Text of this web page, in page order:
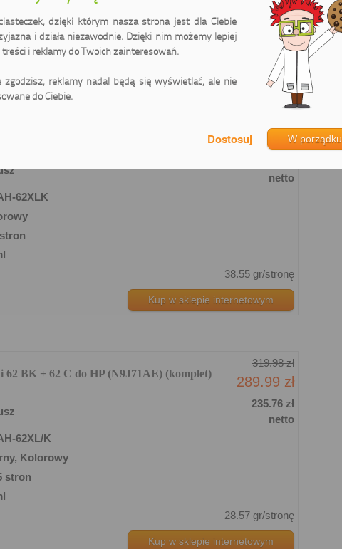
26.67 gr/stronę
Kup w sklepie internetowym
XL do HP (C2P07AE) (Kolorowy) 159.99 zł
netto
62XLK
38.55 gr/stronę
Kup w sklepie internetowym
62 BK + 62 C do HP (N9J71AE) (komplet)
319.98 zł
289.99 zł
235.76 zł
netto
62XL/K
Kolorowy
stron
28.57 gr/stronę
Kup w sklepie internetowym
dzięki którym nasza strona jest dla Ciebie
i działa niezawodnie. Dzięki nim możemy lepiej
i reklamy do Twoich zainteresowań.
zgodzisz, reklamy nadal będą się wyświetlać, ale nie
do Ciebie.
W porządku